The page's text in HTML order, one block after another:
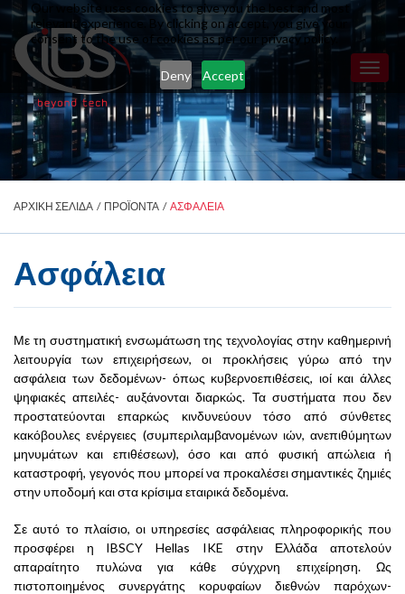
Our website uses cookies to give you the best and most
relevant experience. By clicking on accept, you give your
consent to the use of cookies as per our privacy policy.
Deny Accept
ΑΡΧΙΚΗ ΣΕΛΙΔΑ / ΠΡΟΪΟΝΤΑ / ΑΣΦΑΛΕΙΑ
Ασφάλεια
Με τη συστηματική ενσωμάτωση της τεχνολογίας στην καθημερινή
λειτουργία των επιχειρήσεων, οι προκλήσεις γύρω από την
ασφάλεια των δεδομένων- όπως κυβερνοεπιθέσεις, ιοί και άλλες
ψηφιακές απειλές- αυξάνονται διαρκώς. Τα συστήματα που δεν
προστατεύονται επαρκώς κινδυνεύουν τόσο από σύνθετες
κακόβουλες ενέργειες (συμπεριλαμβανομένων ιών, ανεπιθύμητων
μηνυμάτων και επιθέσεων), όσο και από φυσική απώλεια ή
καταστροφή, γεγονός που μπορεί να προκαλέσει σημαντικές ζημιές
στην υποδομή και στα κρίσιμα εταιρικά δεδομένα.
Σε αυτό το πλαίσιο, οι υπηρεσίες ασφάλειας πληροφορικής που
προσφέρει η IBSCY Hellas IKE στην Ελλάδα αποτελούν
απαραίτητο πυλώνα για κάθε σύγχρνη επιχείρηση. Ως
πιστοποιημένος συνεργάτης κορυφαίων διεθνών παρόχων-